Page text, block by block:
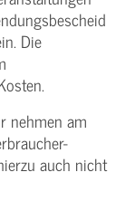
Die
nehmen am
auch nicht